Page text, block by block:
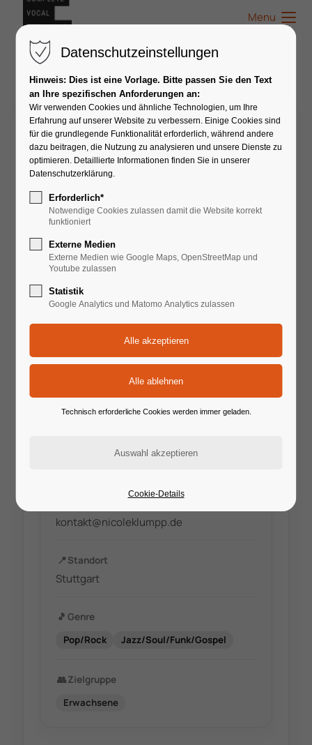
Menu
Nicole Klumpp
kontakt@nicoleklumpp.de
📍 Standort
Stuttgart
🎵 Genre
Pop/Rock
Jazz/Soul/Funk/Gospel
👥Zielgruppe
Erwachsene
Datenschutzeinstellungen
Hinweis: Dies ist eine Vorlage. Bitte passen Sie den Text
an Ihre spezifischen Anforderungen an:
Wir verwenden Cookies und ähnliche Technologien, um Ihre
Erfahrung auf unserer Website zu verbessern. Einige Cookies sind
für die grundlegende Funktionalität erforderlich, während andere
dazu beitragen, die Nutzung zu analysieren und unsere Dienste zu
optimieren. Detaillierte Informationen finden Sie in unserer
Datenschutzerklärung.
Erforderlich*
Notwendige Cookies zulassen damit die Website korrekt
funktioniert
Externe Medien
Externe Medien wie Google Maps, OpenStreetMap und
Youtube zulassen
Statistik
Google Analytics und Matomo Analytics zulassen
Technisch erforderliche Cookies werden immer geladen.
Cookie-Details